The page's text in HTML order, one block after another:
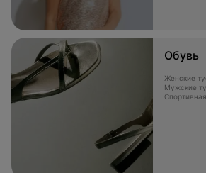
Обувь
Женские
Мужские